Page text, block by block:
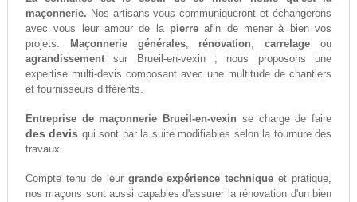
maçonnerie. Nos artisans vous communiqueront et échangerons
avec vous leur amour de la pierre afin de mener à bien vos
projets.
Maçonnerie générales, rénovation,carrelage ou
agrandissementsur Brueil-en-vexin ; nous proposons une
expertise multi-devis composant avec une multitude de chantiers
et fournisseurs différents.
Entreprise de maçonnerie Brueil-en-vexin se charge de faire
des devis qui sont par la suite modifiables selon la tournure des
travaux.
Compte tenu de leur grande expérience technique et pratique,
nos maçons sont aussi capables d'assurer la rénovation d'un bien